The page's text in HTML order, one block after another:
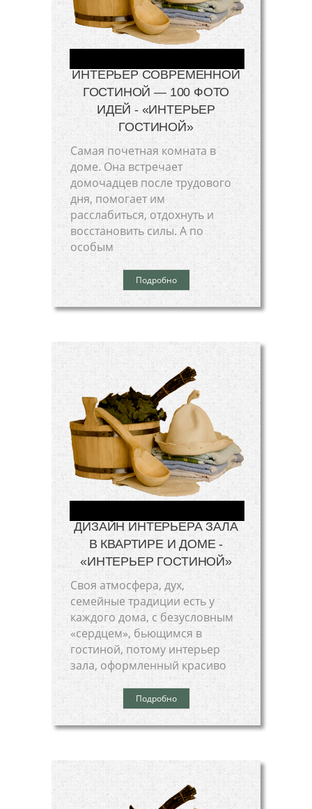
ИНТЕРЬЕР СОВРЕМЕННОЙ
ГОСТИНОЙ — 100 ФОТО
ИДЕЙ - «ИНТЕРЬЕР
ГОСТИНОЙ»
Самая почетная комната в
доме. Она встречает
домочадцев после трудового
дня, помогает им
расслабиться, отдохнуть и
восстановить силы. А по
особым
Подробно
ДИЗАЙН ИНТЕРЬЕРА ЗАЛА
В КВАРТИРЕ И ДОМЕ -
«ИНТЕРЬЕР ГОСТИНОЙ»
Своя атмосфера, дух,
семейные традиции есть у
каждого дома, с безусловным
«сердцем», бьющимся в
гостиной, потому интерьер
зала, оформленный красиво
Подробно